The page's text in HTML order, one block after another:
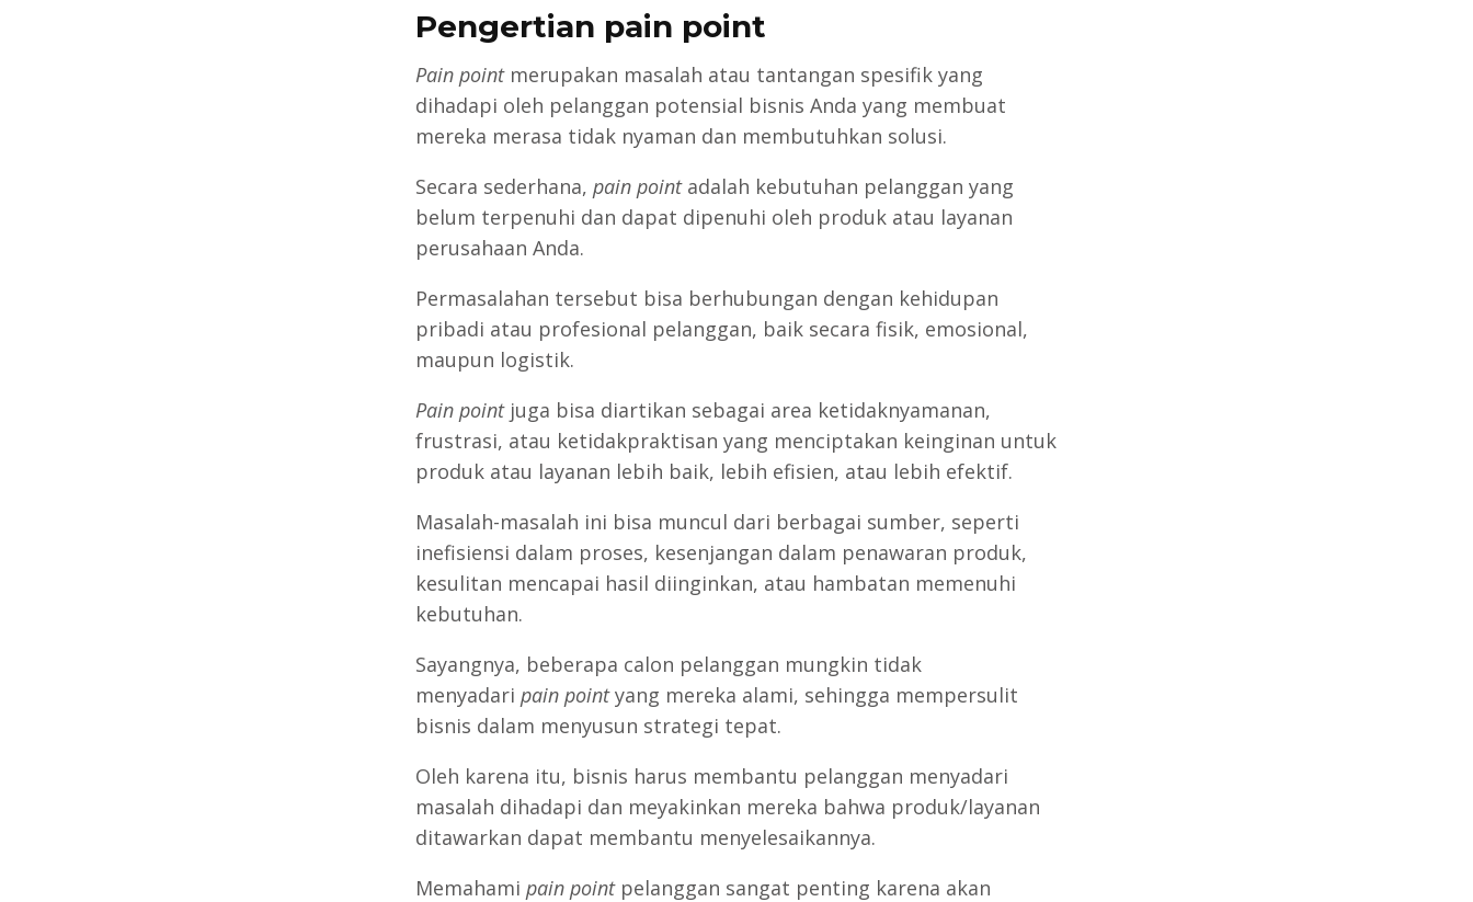
Pengertian pain point
Pain pointmerupakan masalah atau tantangan spesifik yang
dihadapi oleh pelanggan potensial bisnis Anda yang membuat
mereka merasa tidak nyaman dan membutuhkan solusi.
Secara sederhana, pain pointadalah kebutuhan pelanggan yang
belum terpenuhi dan dapat dipenuhi oleh produk atau layanan
perusahaan Anda.
Permasalahan tersebut bisa berhubungan dengan kehidupan
pribadi atau profesional pelanggan, baik secara fisik, emosional,
maupun logistik.
Pain pointjuga bisa diartikan sebagai area ketidaknyamanan,
frustrasi, atau ketidakpraktisan yang menciptakan keinginan untuk
produk atau layanan lebih baik, lebih efisien, atau lebih efektif.
Masalah-masalah ini bisa muncul dari berbagai sumber, seperti
inefisiensi dalam proses, kesenjangan dalam penawaran produk,
kesulitan mencapai hasil diinginkan, atau hambatan memenuhi
kebutuhan.
Sayangnya, beberapa calon pelanggan mungkin tidak
menyadari pain pointyang mereka alami, sehingga mempersulit
bisnis dalam menyusun strategi tepat.
Oleh karena itu, bisnis harus membantu pelanggan menyadari
masalah dihadapi dan meyakinkan mereka bahwa produk/layanan
ditawarkan dapat membantu menyelesaikannya.
Memahami pain pointpelanggan sangat penting karena akan